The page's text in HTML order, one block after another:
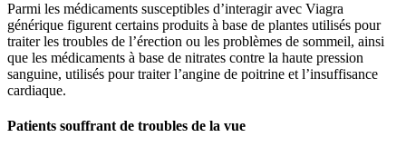
Parmi les médicaments susceptibles d’interagir avec Viagra
générique figurent certains produits à base de plantes utilisés pour
traiter les troubles de l’érection ou les problèmes de sommeil, ainsi
que les médicaments à base de nitrates contre la haute pression
sanguine, utilisés pour traiter l’angine de poitrine et l’insuffisance
cardiaque.
Patients souffrant de troubles de la vue